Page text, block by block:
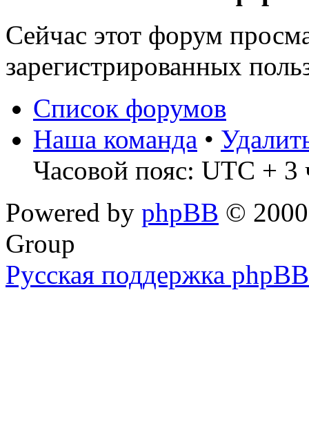
Сейчас этот форум
зарегистрированных
Список форумов
Наша команда •
Часовой пояс: UTC + 3
Powered by phpBB ©
Group
Русская поддержка phpBB